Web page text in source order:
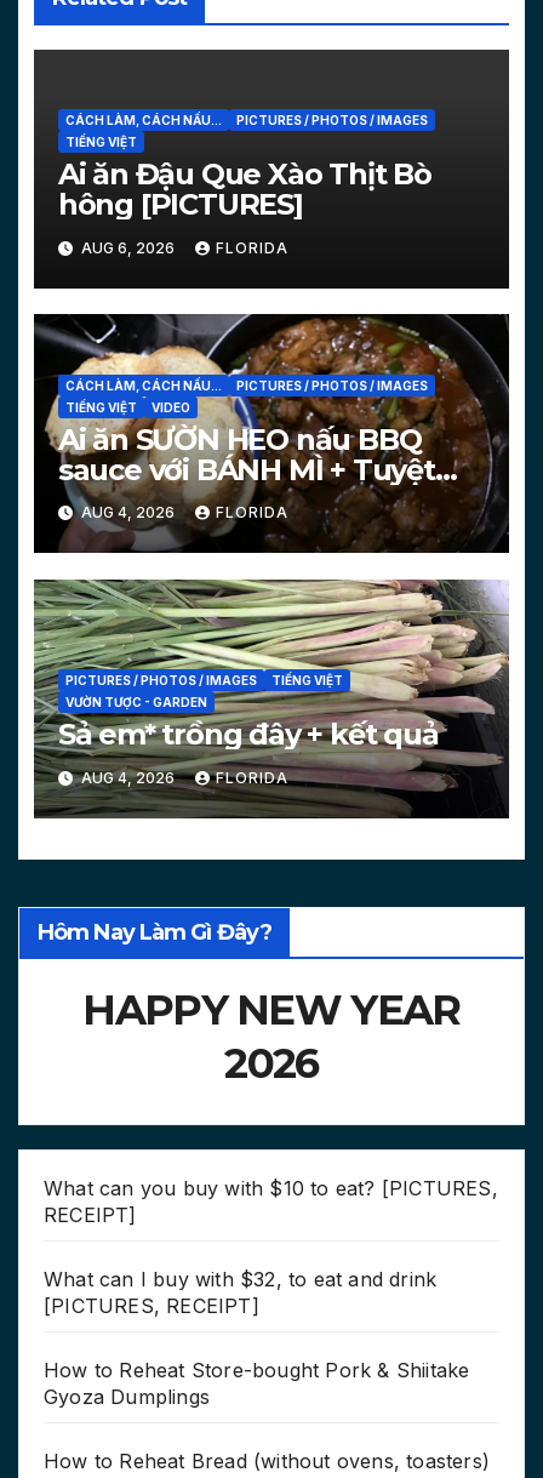
CÁCH LÀM, CÁCH NẤU...
PICTURES / PHOTOS / IMAGES
TIẾNG VIỆT
Ai ăn Đậu Que Xào Thịt Bò
hông [PICTURES]
AUG 6, 2026 FLORIDA
CÁCH LÀM, CÁCH NẤU...
PICTURES / PHOTOS / IMAGES
TIẾNG VIỆT
VIDEO
Ai ăn SƯỜN HEO nấu BBQ
sauce với BÁNH MÌ + Tuyệt
chiêu làm bánh mì nóng
[PICTURES, VIDEO]
AUG 4, 2026 FLORIDA
PICTURES / PHOTOS / IMAGES
TIẾNG VIỆT
VƯỜN TƯỢC - GARDEN
Sả em* trồng đây + kết quả
AUG 4, 2026 FLORIDA
Hôm Nay Làm Gì Đây?
HAPPY NEW YEAR
2026
What can you buy with $10 to eat? [PICTURES,
RECEIPT]
What can I buy with $32, to eat and drink
[PICTURES, RECEIPT]
How to Reheat Store-bought Pork & Shiitake
Gyoza Dumplings
How to Reheat Bread (without ovens, toasters)